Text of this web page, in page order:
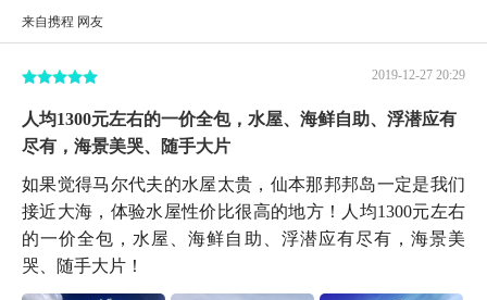
来自携程 网友
2019-12-27 20:29
人均1300元左右的一价全包，水屋、海鲜自助、浮潜应有
尽有，海景美哭、随手大片
如果觉得马尔代夫的水屋太贵，仙本那邦邦岛一定是我们
接近大海，体验水屋性价比很高的地方！人均1300元左右
的一价全包，水屋、海鲜自助、浮潜应有尽有，海景美
哭、随手大片！